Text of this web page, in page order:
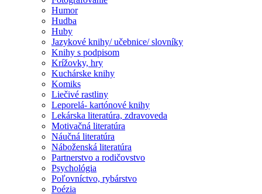
Humor
Hudba
Huby
Jazykové knihy/ učebnice/ slovníky
Knihy s podpisom
Krížovky, hry
Kuchárske knihy
Komiks
Liečivé rastliny
Leporelá- kartónové knihy
Lekárska literatúra, zdravoveda
Motivačná literatúra
Náučná literatúra
Náboženská literatúra
Partnerstvo a rodičovstvo
Psychológia
Poľovníctvo, rybárstvo
Poézia